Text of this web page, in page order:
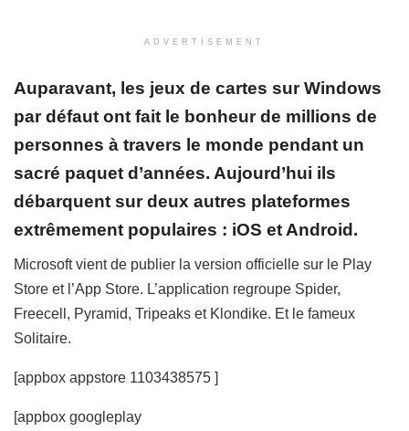
ADVERTISEMENT
Auparavant, les jeux de cartes sur Windows
par défaut ont fait le bonheur de millions de
personnes à travers le monde pendant un
sacré paquet d’années. Aujourd’hui ils
débarquent sur deux autres plateformes
extrêmement populaires : iOS et Android.
Microsoft vient de publier la version officielle sur le Play
Store et l’App Store. L’application regroupe Spider,
Freecell, Pyramid, Tripeaks et Klondike. Et le fameux
Solitaire.
[appbox appstore 1103438575 ]
[appbox googleplay